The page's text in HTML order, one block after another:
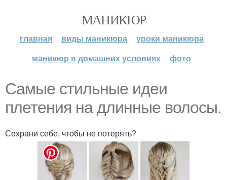
МАНИКЮР
главная виды маникюра
уроки маникюра
маникюр в домашних условиях
фото
Самые стильные идеи
плетения на длинные волосы.
Сохрани себе, чтобы не потерять?